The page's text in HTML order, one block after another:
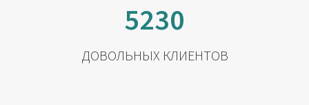
5230
ДОВОЛЬНЫХ КЛИЕНТОВ